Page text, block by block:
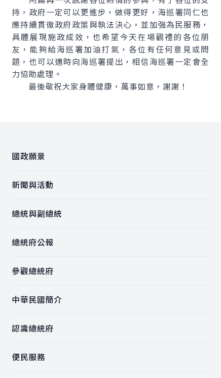
持，政府一定可以更進步，做得更好，海巡署同仁也
應持續貫徹政府政策與執法決心，並加強為民服務，
具體展現施政成效，也希望今天在場觀禮的各位朋
友，能夠給海巡署加油打氣，各位有任何意見或問
題，也可以適時向海巡署提出，相信海巡署一定會全
力協助處理。
最後敬祝大家身體健康，萬事如意，謝謝！
國政願景
新聞與活動
總統與副總統
總統府公報
參觀總統府
中華民國簡介
認識總統府
便民服務